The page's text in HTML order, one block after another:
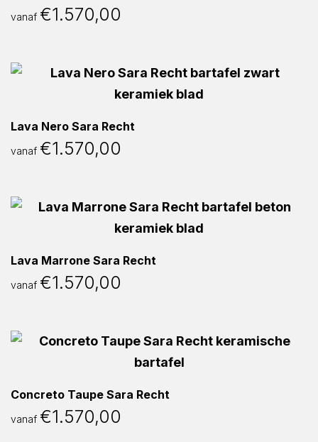
vanaf €1.570,00
Lava Nero Sara Recht
vanaf €1.570,00
Lava Marrone Sara Recht
vanaf €1.570,00
Concreto Taupe Sara Recht
vanaf €1.570,00